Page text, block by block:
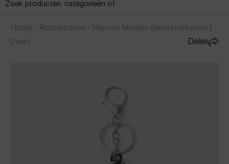
Home / Accessoires / Manoon Metallic damestasbedels |
Zwart
Delen